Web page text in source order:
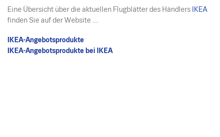
Eine Übersicht über die aktuellen Flugblätter des Händlers IKEA
finden Sie auf der Website ....
IKEA-Angebotsprodukte
IKEA-Angebotsprodukte bei IKEA